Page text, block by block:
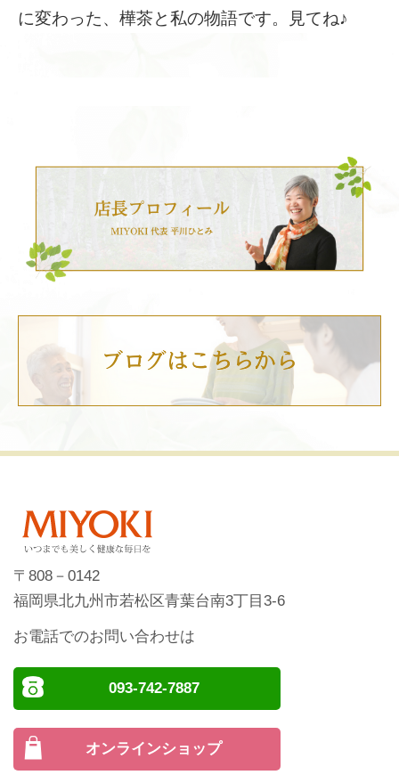
に変わった、樺茶と私の物語です。見てね♪
〒808－0142
福岡県北九州市若松区青葉台南3丁目3-6
お電話でのお問い合わせは
093-742-7887
オンラインショップ